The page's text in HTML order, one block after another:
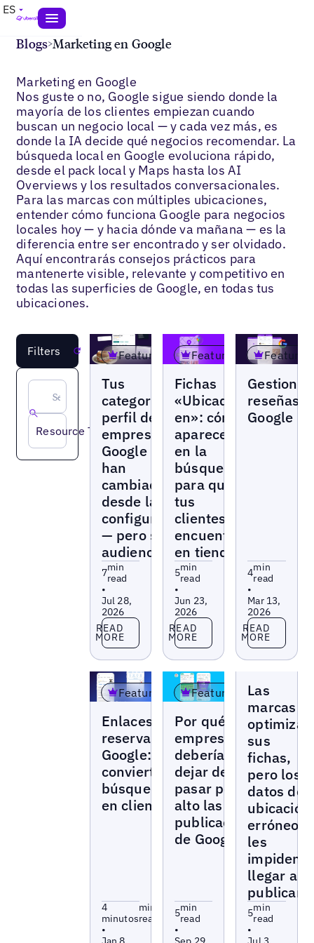
ES
Blogs>Marketing en Google
Marketing en Google
Nos guste o no, Google sigue siendo donde la
mayoría de los clientes empiezan cuando
buscan un negocio local — y cada vez más, es
donde la IA decide qué negocios recomendar. La
búsqueda local en Google evoluciona rápido,
desde el pack local y Maps hasta los AI
Overviews y los resultados conversacionales.
Para las marcas con múltiples ubicaciones,
entender cómo funciona Google para negocios
locales hoy — y hacia dónde va mañana — es la
diferencia entre ser encontrado y ser olvidado.
Aquí encontrarás consejos prácticos para
mantenerte visible, relevante y competitivo en
todas las superficies de Google, en todas tus
ubicaciones.
Filters Reset
Resource Type
Featured
Tus
categorías de
perfil de
empresa de
Google no
han
cambiado
desde la
configuración
— pero su
audiencia, sí
7min
read
•
Jul 28,
2026
Read more
READ
MORE
Featured
Fichas
«Ubicado
en»: cómo
aparecer
en la
búsqueda
para que
tus
clientes te
encuentren
en tienda
5min
read
•
Jun 23,
2026
Read more
READ
MORE
Featured
Gestionar
reseñas
Google
4min
read
•
Mar 13,
2026
Read more
READ
MORE
Featured
Enlaces de
reserva de
Google:
convierta
búsquedas
en clientes
4
minutos
min
read
•
Featured
Por qué las
empresas
deberían
dejar de
pasar por
alto las
publicaciones
de Google
5min
read
•
Las
marcas
optimizan
sus
fichas,
pero los
datos de
ubicación
erróneos
les
impiden
llegar a
5min
read
•